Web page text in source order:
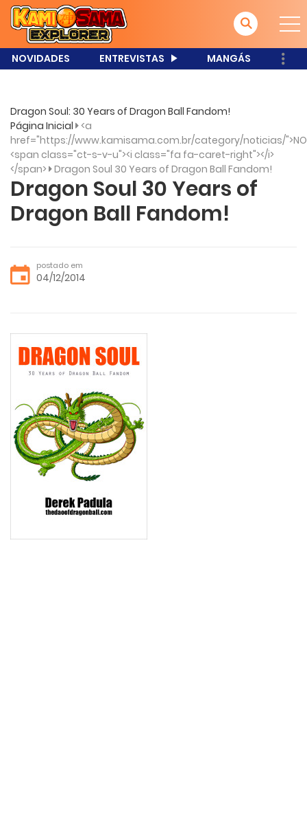
NOVIDADES ENTREVISTAS MANGÁS
Dragon Soul: 30 Years of Dragon Ball Fandom!
Página Inicial <a
href="https://www.kamisama.com.br/category/noticias/
<span class="ct-s-v-u"><i class="fa fa-caret-right"></i>
</span> Dragon Soul 30 Years of Dragon Ball Fandom!
Dragon Soul 30 Years of
Dragon Ball Fandom!
postado em
04/12/2014